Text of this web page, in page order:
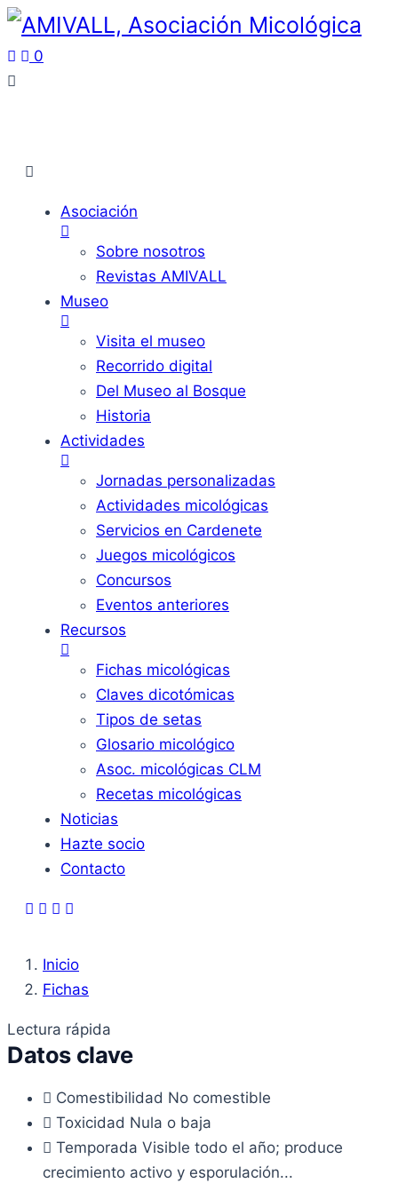
0
Asociación
Sobre nosotros
Revistas AMIVALL
Museo
Visita el museo
Recorrido digital
Del Museo al Bosque
Historia
Actividades
Jornadas personalizadas
Actividades micológicas
Servicios en Cardenete
Juegos micológicos
Concursos
Eventos anteriores
Recursos
Fichas micológicas
Claves dicotómicas
Tipos de setas
Glosario micológico
Asoc. micológicas CLM
Recetas micológicas
Noticias
Hazte socio
Contacto
Inicio
Fichas
Lectura rápida
Datos clave
Comestibilidad No comestible
Toxicidad Nula o baja
Temporada Visible todo el año; produce
crecimiento activo y esporulación...